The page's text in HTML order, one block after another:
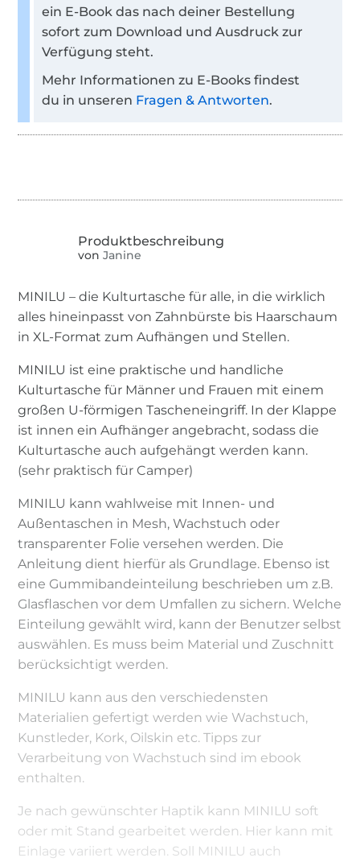
ein E-Book das nach deiner Bestellung
sofort zum Download und Ausdruck zur
Verfügung steht.
Mehr Informationen zu E-Books findest
du in unseren Fragen & Antworten.
von Janine
MINILU – die Kulturtasche für alle, in die wirklich
alles hineinpasst von Zahnbürste bis Haarschaum
in XL-Format zum Aufhängen und Stellen.
MINILU ist eine praktische und handliche
Kulturtasche für Männer und Frauen mit einem
großen U-förmigen Tascheneingriff. In der Klappe
ist innen ein Aufhänger angebracht, sodass die
Kulturtasche auch aufgehängt werden kann.
(sehr praktisch für Camper)
MINILU kann wahlweise mit Innen- und
Außentaschen in Mesh, Wachstuch oder
transparenter Folie versehen werden. Die
Anleitung dient hierfür als Grundlage. Ebenso ist
eine Gummibandeinteilung beschrieben um z.B.
Glasflaschen vor dem Umfallen zu sichern. Welche
Einteilung gewählt wird, kann der Benutzer selbst
auswählen. Es muss beim Material und Zuschnitt
berücksichtigt werden.
MINILU kann aus den verschiedensten
Materialien gefertigt werden wie Wachstuch,
Kunstleder, Kork, Oilskin etc. Tipps zur
Verarbeitung von Wachstuch sind im ebook
enthalten.
Je nach gewünschter Haptik kann MINILU soft
oder mit Stand gearbeitet werden. Hier kann mit
Einlage variiert werden. Soll MINILU auch